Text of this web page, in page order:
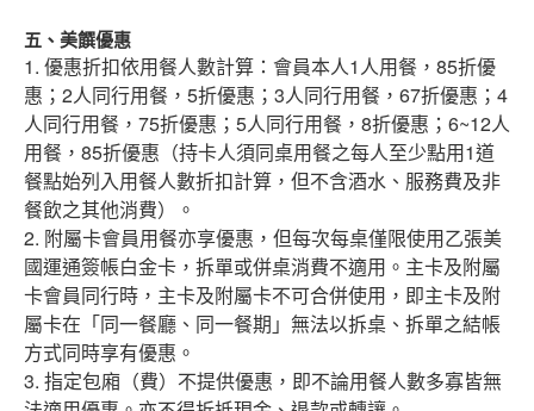
五、美饌優惠
1. 優惠折扣依用餐人數計算：會員本人1人用餐，85折優
惠；2人同行用餐，5折優惠；3人同行用餐，67折優惠；4
人同行用餐，75折優惠；5人同行用餐，8折優惠；6~12人
用餐，85折優惠（持卡人須同桌用餐之每人至少點用1道
餐點始列入用餐人數折扣計算，但不含酒水、服務費及非
餐飲之其他消費）。
2. 附屬卡會員用餐亦享優惠，但每次每桌僅限使用乙張美
國運通簽帳白金卡，拆單或併桌消費不適用。主卡及附屬
卡會員同行時，主卡及附屬卡不可合併使用，即主卡及附
屬卡在「同一餐廳、同一餐期」無法以拆桌、拆單之結帳
方式同時享有優惠。
3. 指定包廂（費）不提供優惠，即不論用餐人數多寡皆無